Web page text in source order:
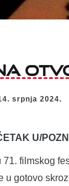
srpnja 2024.
U/
71. filmskog
u gotovo